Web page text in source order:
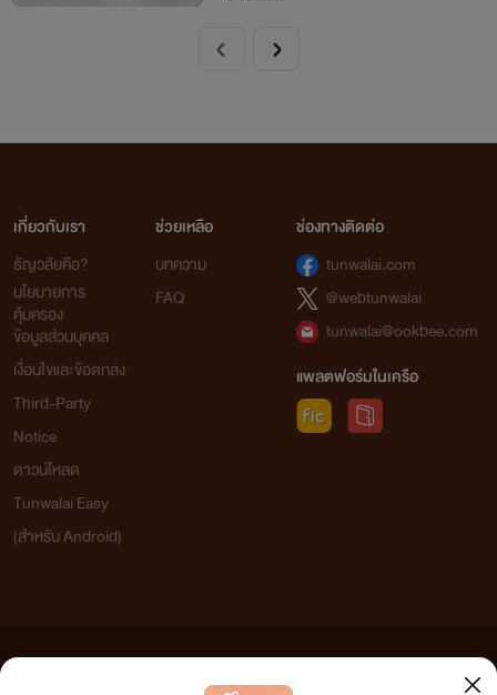
เกี่ยวกับเรา
ธัญวลัยคือ?
นโยบายการ
คุ้มครอง
ข้อมูลส่วนบุคคล
เงื่อนไขและข้อตกลง
Third-Party
Notice
ดาวน์โหลด
Tunwalai Easy
(สำหรับ Android)
ช่วยเหลือ
บทความ
FAQ
ช่องทางติดต่อ
tunwalai.com
@webtunwalai
tunwalai@ookbee.com
แพลตฟอร์มในเครือ